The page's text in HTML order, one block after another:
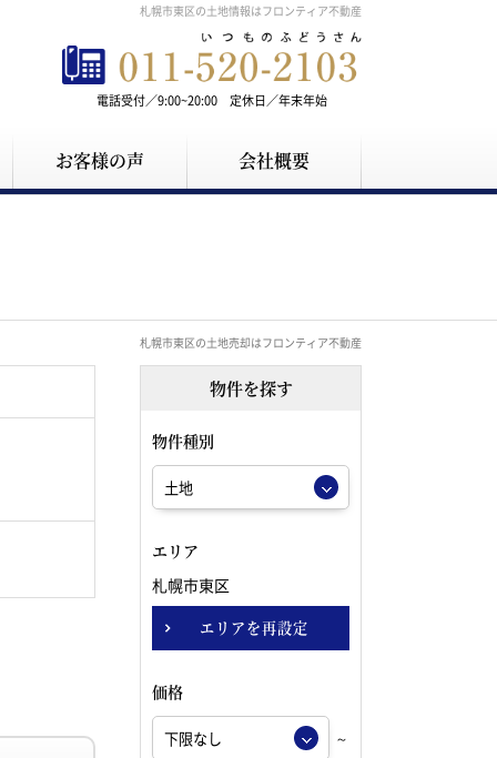
札幌市東区の土地情報はフロンティア不動産
電話受付／9:00~20:00 定休日／年末年始
お客様の声 会社概要
札幌市東区の土地売却はフロンティア不動産
物件を探す
物件種別
エリア
札幌市東区
エリアを再設定
価格
～